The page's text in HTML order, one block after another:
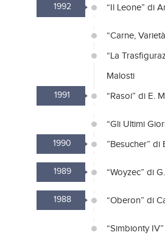
1992 “Il Leone” di
“Carne,
“La
Malosti
1991 “Rasoi” di E.
“Gli Ultimi
1990 ”Besucher”
1989 “Woyzec” di
1988 “Oberon” di
“Simbionty